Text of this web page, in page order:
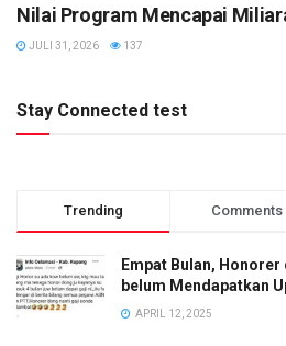
Nilai Program Mencapai
JULI 31, 2026 137
Stay Connected test
Trending Comments
Empat Bulan,
belum Mendapatkan
APRIL 12, 2025